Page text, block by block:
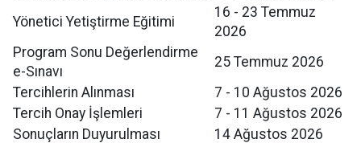
Yönetici Yetiştirme Eğitimi
16 - 23 Temmuz
2026
Program Sonu Değerlendirme
e-Sınavı
25 Temmuz 2026
Tercihlerin Alınması
7 - 10 Ağustos 2026
Tercih Onay İşlemleri
7 - 11 Ağustos 2026
Sonuçların Duyurulması
14 Ağustos 2026